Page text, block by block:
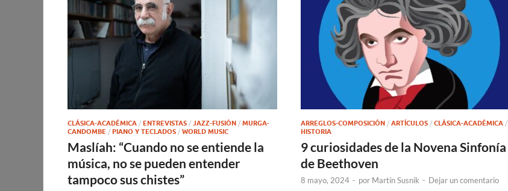
CLÁSICA-ACADÉMICA / ENTREVISTAS / JAZZ-FUSIÓN / MURGA-
CANDOMBE / PIANO Y TECLADOS / WORLD MUSIC
Maslíah: “Cuando no se entiende la
música, no se pueden entender
tampoco sus chistes”
ARREGLOS-COMPOSICIÓN / ARTÍCULOS / CLÁSICA-ACADÉMICA /
HISTORIA
9 curiosidades de la Novena Sinfonía
de Beethoven
8 mayo, 2024 - por Martín Susnik - Dejar un comentario